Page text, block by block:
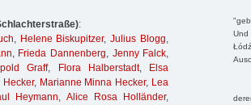
Und
:
, Helene Biskupitzer,Julius Blogg,
, Frieda Dannenberg, Jenny Falck,
Graff, Flora Halberstadt,
Elsa
Hecker, Marianne Minna Hecker, Lea
Heymann, Alice Rosa Holländer,